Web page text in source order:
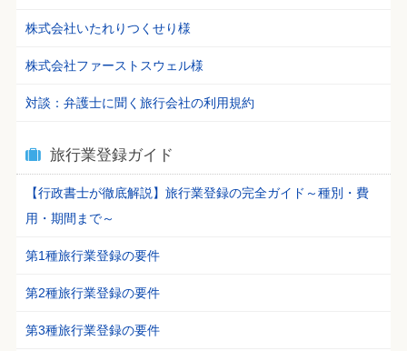
株式会社いたれりつくせり様
株式会社ファーストスウェル様
対談：弁護士に聞く旅行会社の利用規約
旅行業登録ガイド
【行政書士が徹底解説】旅行業登録の完全ガイド～種別・費
用・期間まで～
第1種旅行業登録の要件
第2種旅行業登録の要件
第3種旅行業登録の要件